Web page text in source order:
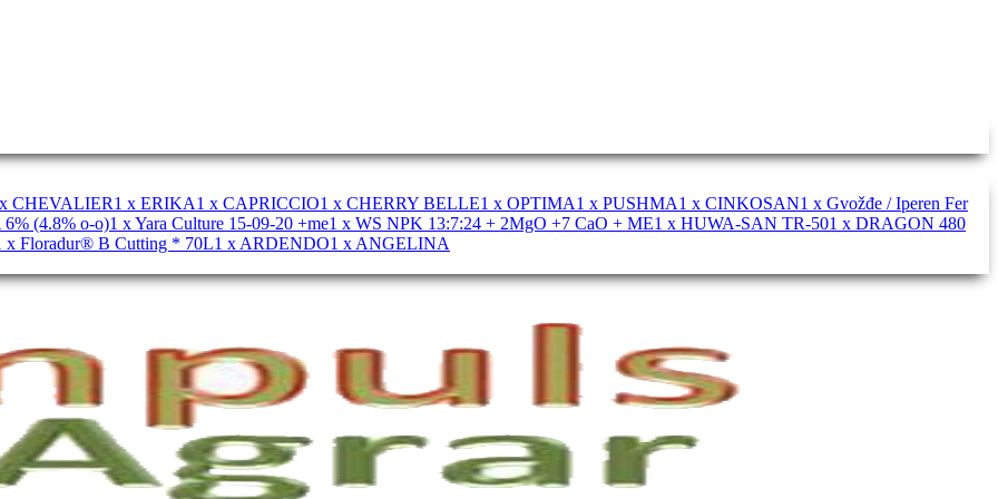
CHEVALIER1 x ERIKA1 x CAPRICCIO1 x CHERRY BELLE1 x OPTIMA1 x PUSHMA1 x CINKOSAN1 x Gvožđe / Iperen Fer
(4.8% o-o)1 x Yara Culture 15-09-20 +me1 x WS NPK 13:7:24 + 2MgO +7 CaO + ME1 x HUWA-SAN TR-501 x DRAGON 480
x Floradur® B Cutting * 70L1 x ARDENDO1 x ANGELINA